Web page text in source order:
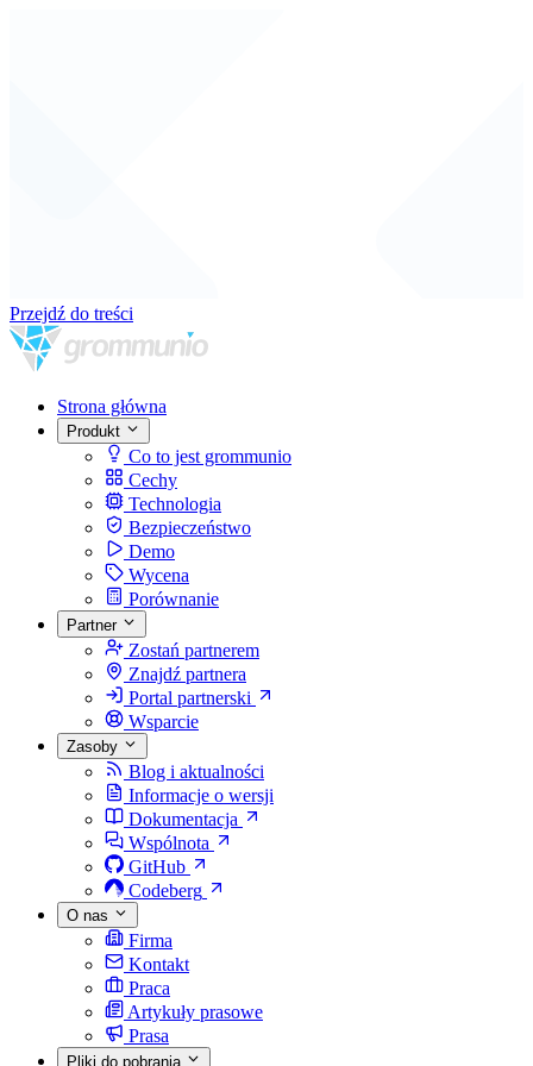
Przejdź do treści
Strona główna
Produkt
Co to jest grommunio
Cechy
Technologia
Bezpieczeństwo
Demo
Wycena
Porównanie
Partner
Zostań partnerem
Znajdź partnera
Portal partnerski
Wsparcie
Zasoby
Blog i aktualności
Informacje o wersji
Dokumentacja
Wspólnota
GitHub
Codeberg
O nas
Firma
Kontakt
Praca
Artykuły prasowe
Prasa
Pliki do pobrania